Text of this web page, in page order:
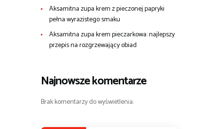
Aksamitna zupa krem z pieczonej papryki
pełna wyrazistego smaku
Aksamitna zupa krem pieczarkowa: najlepszy
przepis na rozgrzewający obiad
Najnowsze komentarze
Brak komentarzy do wyświetlenia.